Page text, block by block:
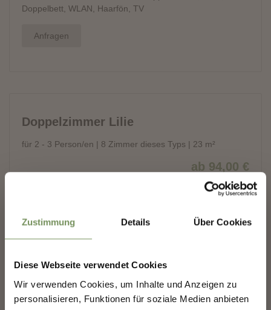
Zustimmung Details Über Cookies
Diese Webseite verwendet Cookies
Wir verwenden Cookies, um Inhalte und Anzeigen zu
personalisieren, Funktionen für soziale Medien anbieten
✖
MERANS ZUKUNFT
GESTALTEN — GEMEINSAM.